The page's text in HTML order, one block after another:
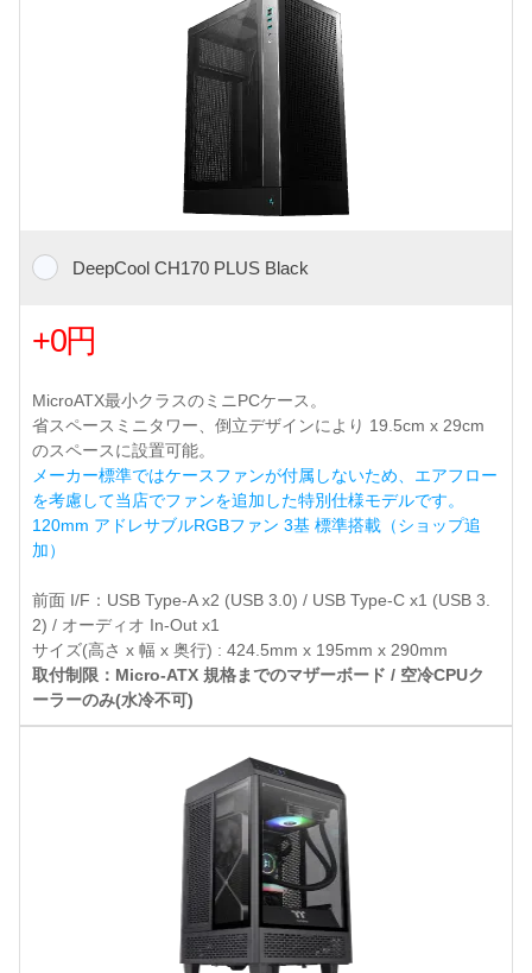
DeepCool CH170 PLUS Black
+0円
MicroATX最小クラスのミニPCケース。
省スペースミニタワー、倒立デザインにより 19.5cm x 29cm
のスペースに設置可能。
メーカー標準ではケースファンが付属しないため、エアフロー
を考慮して当店でファンを追加した特別仕様モデルです。
120mm アドレサブルRGBファン 3基 標準搭載（ショップ追
加）
前面 I/F：USB Type-A x2 (USB 3.0) / USB Type-C x1 (USB 3.
2) / オーディオ In-Out x1
サイズ(高さ x 幅 x 奥行) : 424.5mm x 195mm x 290mm
取付制限：Micro-ATX 規格までのマザーボード / 空冷CPUク
ーラーのみ(水冷不可)